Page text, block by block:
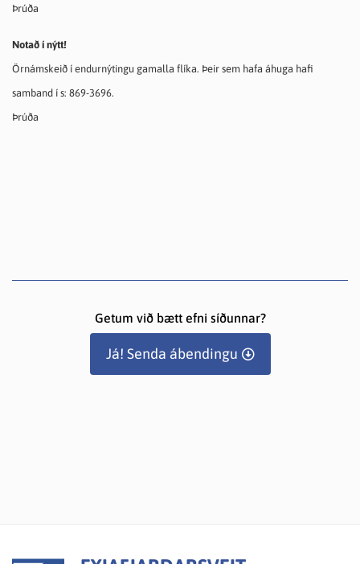
Þrúða
Notað í nýtt!
Örnámskeið í endurnýtingu gamalla flíka. Þeir sem hafa áhuga hafi
samband í s: 869-3696.
Þrúða
Getum við bætt efni síðunnar?
Já! Senda ábendingu